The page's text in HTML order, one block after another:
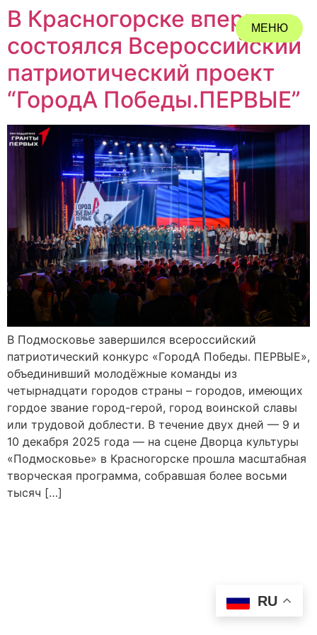
МЕНЮ
ЗАКРЫТЬ
В Красногорске впервые
состоялся Всероссийский
патриотический проект
“ГородА Победы.ПЕРВЫЕ”
В Подмосковье завершился всероссийский
патриотический конкурс «ГородА Победы. ПЕРВЫЕ»,
объединивший молодёжные команды из
четырнадцати городов страны – городов, имеющих
гордое звание город-герой, город воинской славы
или трудовой доблести. В течение двух дней — 9 и
10 декабря 2025 года — на сцене Дворца культуры
«Подмосковье» в Красногорске прошла масштабная
творческая программа, собравшая более восьми
тысяч […]
RU